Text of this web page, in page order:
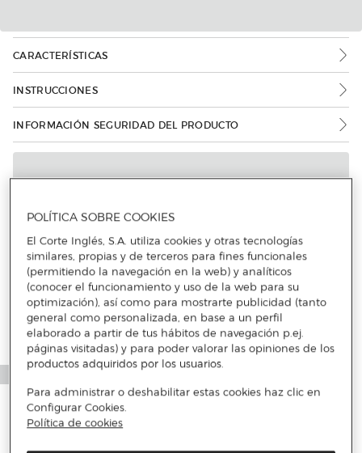
CARACTERÍSTICAS
INSTRUCCIONES
INFORMACIÓN SEGURIDAD DEL PRODUCTO
Más info
POLÍTICA SOBRE COOKIES
El Corte Inglés, S.A. utiliza cookies y otras tecnologías
similares, propias y de terceros para fines funcionales
(permitiendo la navegación en la web) y analíticos
(conocer el funcionamiento y uso de la web para su
optimización), así como para mostrarte publicidad (tanto
general como personalizada, en base a un perfil
elaborado a partir de tus hábitos de navegación p.ej.
páginas visitadas) y para poder valorar las opiniones de los
productos adquiridos por los usuarios.
Para administrar o deshabilitar estas cookies haz clic en
Configurar Cookies.
Política de cookies